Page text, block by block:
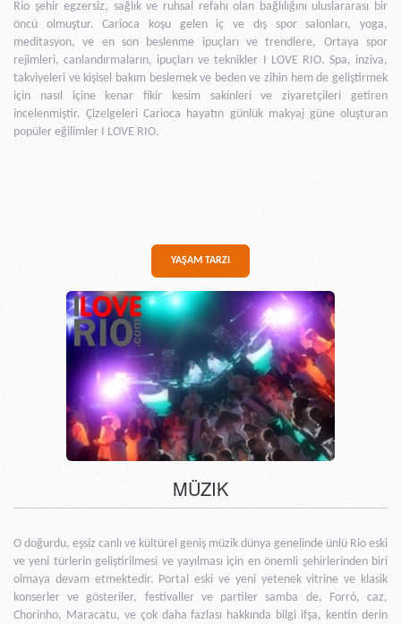
Rio şehir egzersiz, sağlık ve ruhsal refahı olan bağlılığını uluslararası bir
öncü olmuştur. Carioca koşu gelen iç ve dış spor salonları, yoga,
meditasyon, ve en son beslenme ipuçları ve trendlere, Ortaya spor
rejimleri, canlandırmaların, ipuçları ve teknikler I LOVE RIO. Spa, inziva,
takviyeleri ve kişisel bakım beslemek ve beden ve zihin hem de geliştirmek
için nasıl içine kenar fikir kesim sakinleri ve ziyaretçileri getiren
incelenmiştir. Çizelgeleri Carioca hayatın günlük makyaj güne oluşturan
popüler eğilimler I LOVE RIO.
YAŞAM TARZI
MÜZIK
O doğurdu, eşsiz canlı ve kültürel geniş müzik dünya genelinde ünlü Rio eski
ve yeni türlerin geliştirilmesi ve yayılması için en önemli şehirlerinden biri
olmaya devam etmektedir. Portal eski ve yeni yetenek vitrine ve klasik
konserler ve gösteriler, festivaller ve partiler samba de, Forró, caz,
Chorinho, Maracatu, ve çok daha fazlası hakkında bilgi ifşa, kentin derin